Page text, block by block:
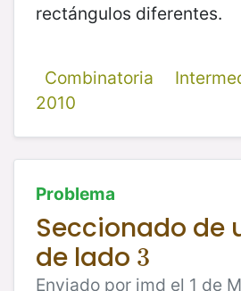
rectángulos diferentes.
Combinatoria
2010
Problema
Seccionado de
de lado 3
3
Enviado por jmd el 1 de